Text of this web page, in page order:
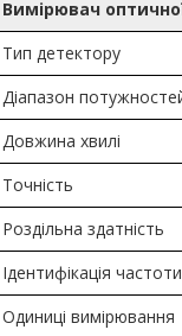
Вимірювач
Тип детектору
Діапазон
Довжина хвилі
Точність
Роздільна здатність
Ідентифікація частоти
Одиниці вимірювання